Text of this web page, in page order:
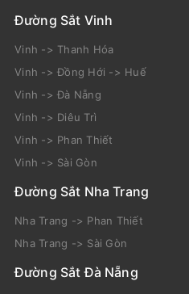
Đường Sắt Vinh
Vinh -> Thanh Hóa
Vinh -> Đồng Hới -> Huế
Vinh -> Đà Nẵng
Vinh -> Diêu Trì
Vinh -> Phan Thiết
Vinh -> Sài Gòn
Đường Sắt Nha Trang
Nha Trang -> Phan Thiết
Nha Trang -> Sài Gòn
Đường Sắt Đà Nẵng